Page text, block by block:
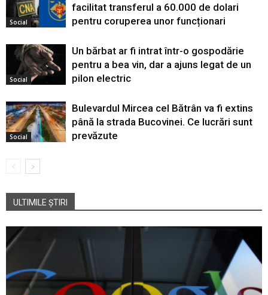
Social
facilitat transferul a 60.000 de dolari
pentru coruperea unor funcționari
Social
Un bărbat ar fi intrat într-o gospodărie
pentru a bea vin, dar a ajuns legat de un
pilon electric
Social
Bulevardul Mircea cel Bătrân va fi extins
până la strada Bucovinei. Ce lucrări sunt
prevăzute
ULTIMILE ȘTIRI